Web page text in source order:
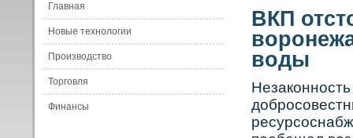
Главная
Новые технологии
Производство
Торговля
Финансы
ВКП
воды